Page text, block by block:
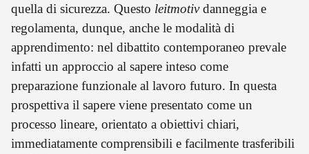
quella di sicurezza. Questo leitmotivdanneggia e
regolamenta, dunque, anche le modalità di
apprendimento: nel dibattito contemporaneo prevale
infatti un approccio al sapere inteso come
preparazione funzionale al lavoro futuro. In questa
prospettiva il sapere viene presentato come un
processo lineare, orientato a obiettivi chiari,
immediatamente comprensibili e facilmente trasferibili